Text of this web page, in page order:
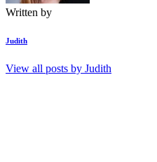
Written by
Judith
View all posts by Judith